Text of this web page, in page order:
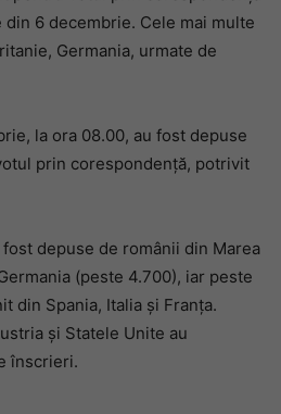
6 decembrie. Cele mai multe
Germania, urmate de
la ora 08.00, au fost depuse
prin corespondenţă, potrivit
depuse de românii din Marea
(peste 4.700), iar peste
din Spania, Italia și Franţa.
și Statele Unite au
înscrieri.